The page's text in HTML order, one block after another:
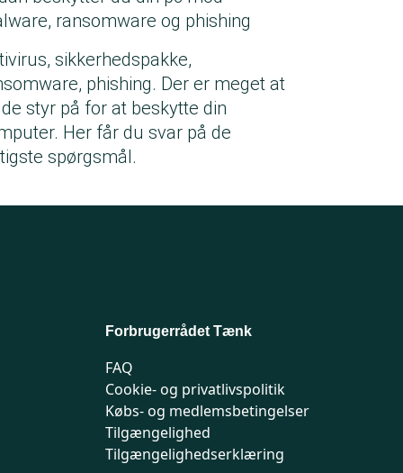
ransomware og phishing
sikkerhedspakke,
phishing. Der er meget at
styr på for at beskytte din
Her får du svar på de
spørgsmål.
Forbrugerrådet Tænk
FAQ
Cookie- og privatlivspolitik
Købs- og medlemsbetingelser
Tilgængelighed
Tilgængelighedserklæring